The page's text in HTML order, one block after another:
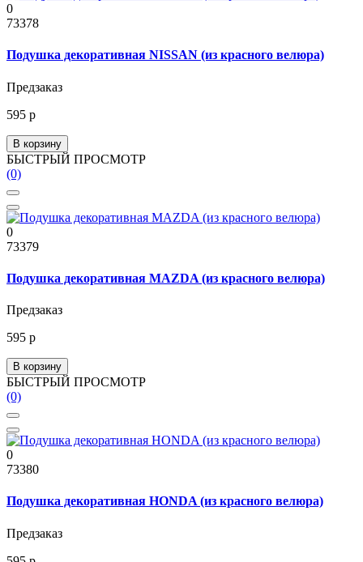
0
73378
Подушка декоративная NISSAN (из красного велюра)
Предзаказ
595 р
В корзину
БЫСТРЫЙ ПРОСМОТР
(0)
0
73379
Подушка декоративная MAZDA (из красного велюра)
Предзаказ
595 р
В корзину
БЫСТРЫЙ ПРОСМОТР
(0)
0
73380
Подушка декоративная HONDA (из красного велюра)
Предзаказ